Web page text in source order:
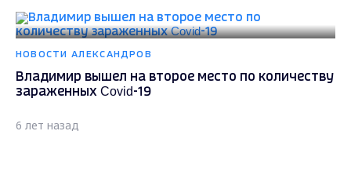
НОВОСТИ АЛЕКСАНДРОВ
Владимир вышел на второе место по количеству
зараженных Covid-19
6 лет назад